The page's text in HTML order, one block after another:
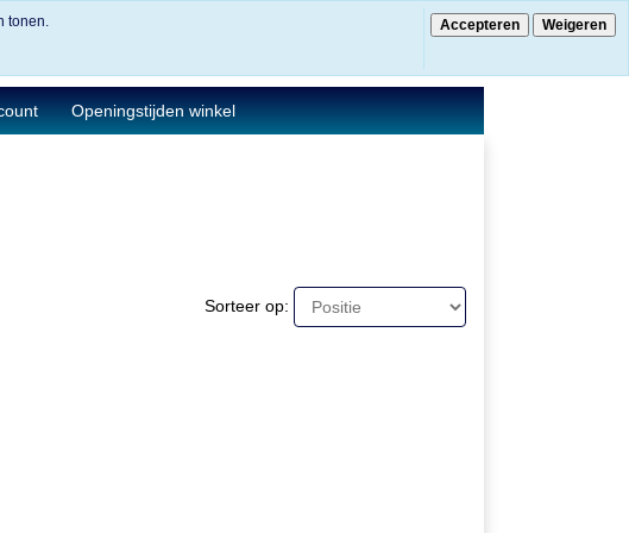
€ 0.00
Openingstijden winkel
Sorteer op:
tonen.
Accepteren Weigeren